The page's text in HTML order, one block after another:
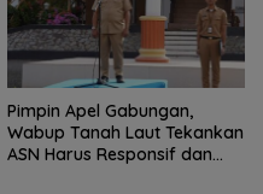
Pimpin Apel Gabungan,
Wabup Tanah Laut Tekankan
ASN Harus Responsif dan